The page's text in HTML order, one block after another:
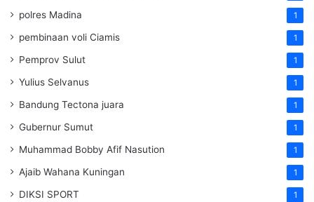
polres Madina 1
pembinaan voli Ciamis 1
Pemprov Sulut 1
Yulius Selvanus 1
Bandung Tectona juara 1
Gubernur Sumut 1
Muhammad Bobby Afif Nasution 1
Ajaib Wahana Kuningan 1
DIKSI SPORT 1